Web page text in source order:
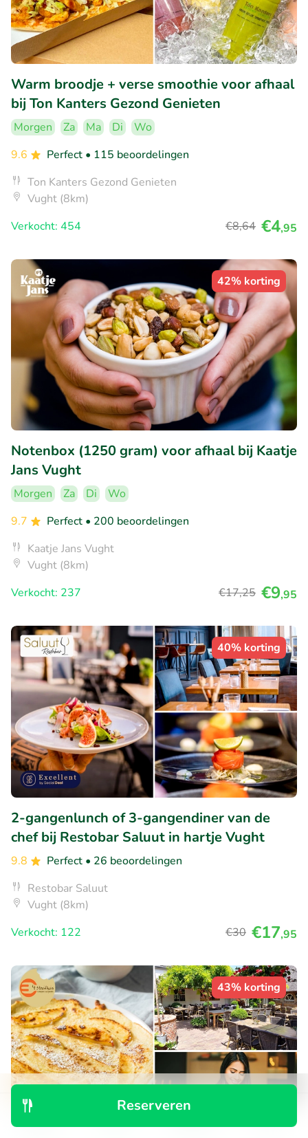
Reserveren
Warm broodje + verse smoothie voor afhaal
bij Ton Kanters Gezond Genieten
Morgen Za Ma Di
Wo
9.6
Perfect • 115 beoordelingen
Ton Kanters Gezond Genieten
Vught (8km)
Verkocht: 454
€8,64 €4,95
42% korting
Notenbox (1250 gram) voor afhaal bij Kaatje
Jans Vught
Morgen Za Di
Wo
9.7
Perfect • 200 beoordelingen
Kaatje Jans Vught
Vught (8km)
Verkocht: 237
€17,25 €9,95
40% korting
2-gangenlunch of 3-gangendiner van de
chef bij Restobar Saluut in hartje Vught
9.8 Perfect • 26 beoordelingen
Restobar Saluut
Vught (8km)
Verkocht: 122
€30 €17,95
43% korting